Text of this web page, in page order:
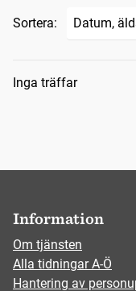
Sortera:
Inga träffar
Information
Om tjänsten
Alla tidningar A-Ö
Hantering av